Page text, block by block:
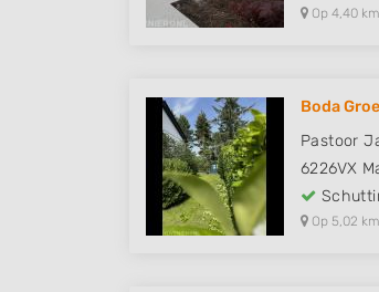
Op 4,40
Boda
Pastoor
6226VX
Op 5,02